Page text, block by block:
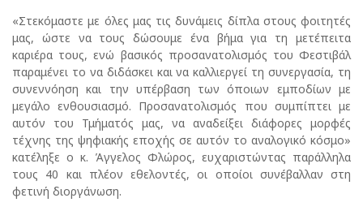
«Στεκόμαστε με όλες μας τις δυνάμεις δίπλα στους φοιτητές
μας, ώστε να τους δώσουμε ένα βήμα για τη μετέπειτα
καριέρα τους, ενώ βασικός προσανατολισμός του Φεστιβάλ
παραμένει το να διδάσκει και να καλλιεργεί τη συνεργασία, τη
συνεννόηση και την υπέρβαση των όποιων εμποδίων με
μεγάλο ενθουσιασμό. Προσανατολισμός που συμπίπτει με
αυτόν του Τμήματός μας, να αναδείξει διάφορες μορφές
τέχνης της ψηφιακής εποχής σε αυτόν το αναλογικό κόσμο»
κατέληξε ο κ. Άγγελος Φλώρος, ευχαριστώντας παράλληλα
τους 40 και πλέον εθελοντές, οι οποίοι συνέβαλλαν στη
φετινή διοργάνωση.